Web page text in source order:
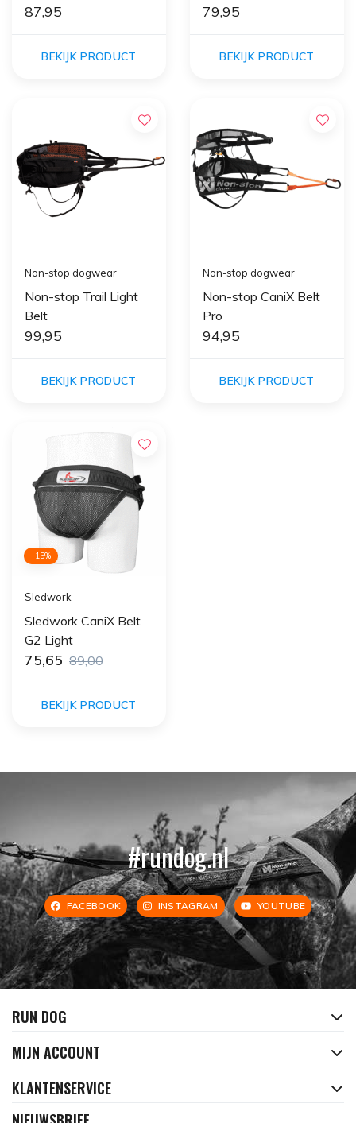
87,95
BEKIJK PRODUCT
79,95
BEKIJK PRODUCT
Non-stop dogwear
Non-stop Trail Light
Belt
99,95
BEKIJK PRODUCT
Non-stop dogwear
Non-stop CaniX Belt
Pro
94,95
BEKIJK PRODUCT
-15%
Sledwork
Sledwork CaniX Belt
G2 Light
75,65 89,00
BEKIJK PRODUCT
#rundog.nl
FACEBOOK INSTAGRAM YOUTUBE
RUN DOG
MIJN ACCOUNT
KLANTENSERVICE